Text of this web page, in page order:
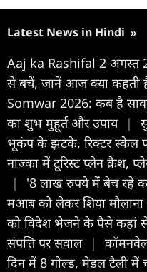
Latest News in Hindi »
Aaj ka Rashifal 2 अगस्त
से बचें, जानें आज क्या कहती
Somwar 2026: कब है
का शुभ मुहूर्त और उपाय |
भूकंप के झटके, रिक्टर स्केल पर
नाज्का में टूरिस्ट प्लेन क्रैश,
|
'8 लाख रुपये में बेच रहे
मआब को लेकर शिया मौलाना
को विदेश भेजने के पैसे कहां
संपत्ति पर सवाल |
दिन में 8 गोल्ड, मेडल टैली में